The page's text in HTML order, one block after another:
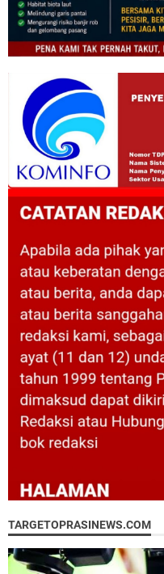
TARGETOPRASINEWS.COM